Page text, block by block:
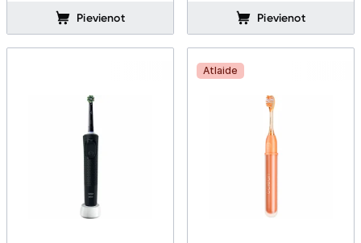
Pievienot Pievienot
Atlaide